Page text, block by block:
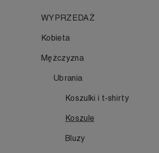
WYPRZEDAŻ
Kobieta
Mężczyzna
Ubrania
Koszulki i t-shirty
Koszule
Bluzy